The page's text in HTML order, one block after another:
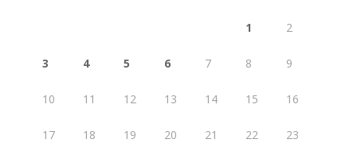
1 2
3 4 5 6 7 8 9
10 11 12 13 14 15 16
17 18 19 20 21 22 23